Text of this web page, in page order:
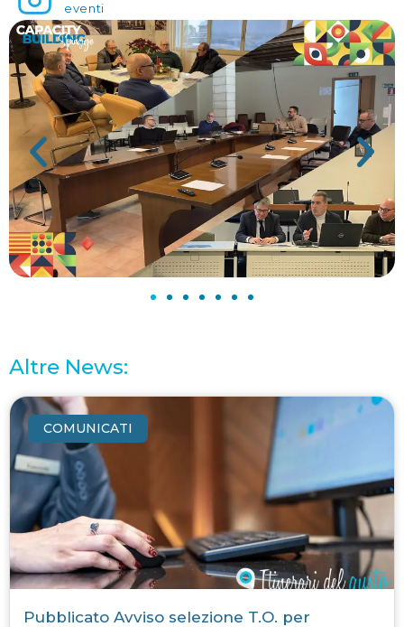
eventi
Altre News:
COMUNICATI
Pubblicato Avviso selezione T.O. per